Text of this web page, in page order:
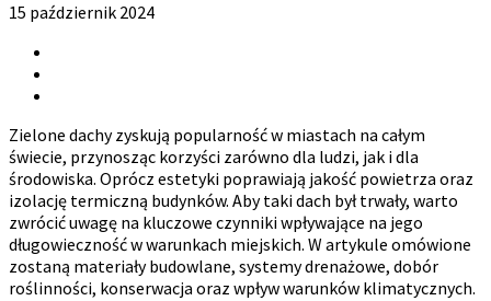
15 październik 2024
Zielone dachy zyskują popularność w miastach na całym
świecie, przynosząc korzyści zarówno dla ludzi, jak i dla
środowiska. Oprócz estetyki poprawiają jakość powietrza oraz
izolację termiczną budynków. Aby taki dach był trwały, warto
zwrócić uwagę na kluczowe czynniki wpływające na jego
długowieczność w warunkach miejskich. W artykule omówione
zostaną materiały budowlane, systemy drenażowe, dobór
roślinności, konserwacja oraz wpływ warunków klimatycznych.